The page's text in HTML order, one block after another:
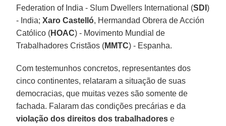
Federation of India - Slum Dwellers International (SDI)
- India;Xaro Castelló, Hermandad Obrera de Acción
Católico (HOAC) - Movimento Mundial de
Trabalhadores Cristãos (MMTC) - Espanha.
Com testemunhos concretos, representantes dos
cinco continentes, relataram a situação de suas
democracias, que muitas vezes são somente de
fachada. Falaram das condições precárias e da
violação dos direitos dos trabalhadores e